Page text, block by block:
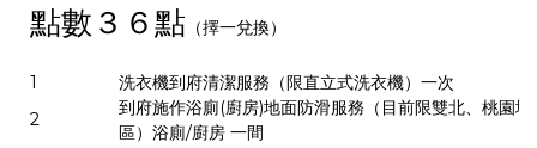
點數３６點 （擇一兌換）
1
洗衣機到府清潔服務（限直立式洗衣機）一次
2
到府施作浴廁(廚房)地面防滑服務（目前限雙北、桃園
區）浴廁/廚房 一間